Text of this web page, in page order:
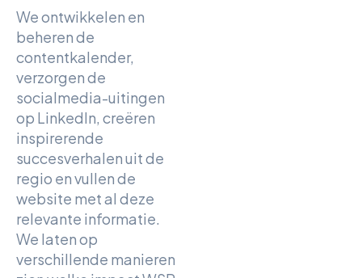
We ontwikkelen en
beheren de
contentkalender,
verzorgen de
socialmedia-uitingen
op LinkedIn, creëren
inspirerende
succesverhalen uit de
regio en vullen de
website met al deze
relevante informatie.
We laten op
verschillende manieren